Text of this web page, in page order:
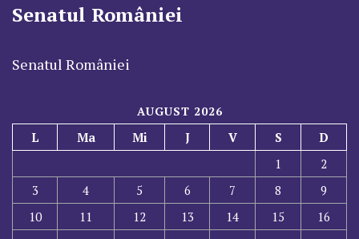
Senatul României
Senatul României
AUGUST 2026
L Ma Mi J V S
D
1
2
3
4 5 6 7 8
9
10
11 12 13 14 15
16